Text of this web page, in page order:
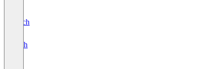
Deutsch
English